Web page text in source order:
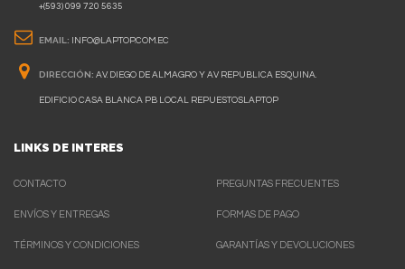
+(593) 099 720 5635
EMAIL: INFO@LAPTOP.COM.EC
DIRECCIÓN: AV. DIEGO DE ALMAGRO Y AV REPUBLICA ESQUINA.
EDIFICIO CASA BLANCA PB LOCAL REPUESTOSLAPTOP
LINKS DE INTERES
CONTACTO
ENVÍOS Y ENTREGAS
TÉRMINOS Y CONDICIONES
PREGUNTAS FRECUENTES
FORMAS DE PAGO
GARANTÍAS Y DEVOLUCIONES